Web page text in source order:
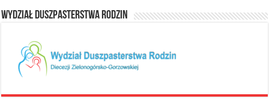
Wydział Duszpasterstwa Rodzin